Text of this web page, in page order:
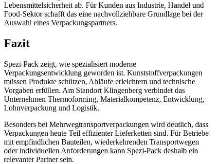
Lebensmittelsicherheit ab. Für Kunden aus Industrie, Handel und
Food-Sektor schafft das eine nachvollziehbare Grundlage bei der
Auswahl eines Verpackungspartners.
Fazit
Spezi-Pack zeigt, wie spezialisiert moderne
Verpackungsentwicklung geworden ist. Kunststoffverpackungen
müssen Produkte schützen, Abläufe erleichtern und technische
Vorgaben erfüllen. Am Standort Klingenberg verbindet das
Unternehmen Thermoforming, Materialkompetenz, Entwicklung,
Lohnverpackung und Logistik.
Besonders bei Mehrwegtransportverpackungen wird deutlich, dass
Verpackungen heute Teil effizienter Lieferketten sind. Für Betriebe
mit empfindlichen Bauteilen, wiederkehrenden Transportwegen
oder individuellen Anforderungen kann Spezi-Pack deshalb ein
relevanter Partner sein.